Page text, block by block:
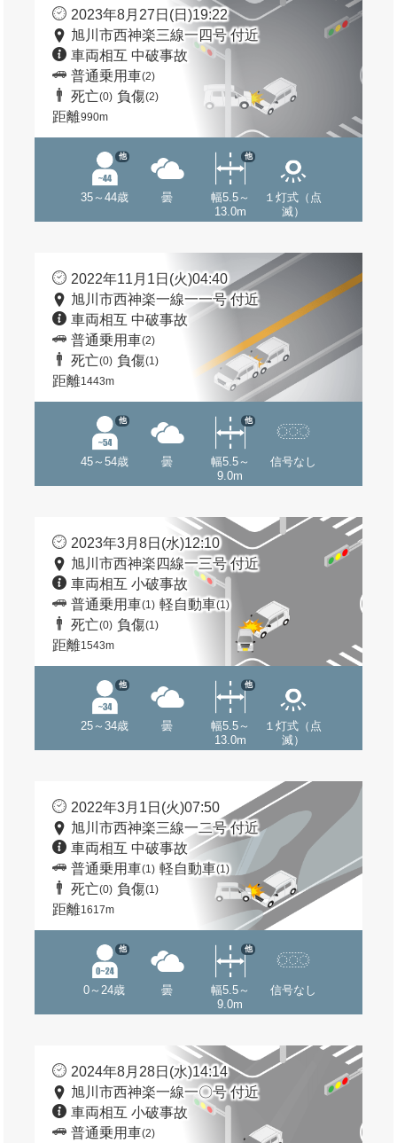
2023年8月27日(日)19:22
旭川市西神楽三線一四号 付近
車両相互 中破事故
普通乗用車(2)
死亡(0) 負傷(2)
距離990m
35～44歳
他
曇
幅5.5～
13.0m
他
１灯式（点
滅）
2022年11月1日(火)04:40
旭川市西神楽一線一一号 付近
車両相互 中破事故
普通乗用車(2)
死亡(0) 負傷(1)
距離1443m
45～54歳
他
曇
幅5.5～
9.0m
他
信号なし
2023年3月8日(水)12:10
旭川市西神楽四線一三号 付近
車両相互 小破事故
普通乗用車(1) 軽自動車(1)
死亡(0) 負傷(1)
距離1543m
25～34歳
他
曇
幅5.5～
13.0m
他
１灯式（点
滅）
2022年3月1日(火)07:50
旭川市西神楽三線一二号 付近
車両相互 中破事故
普通乗用車(1) 軽自動車(1)
死亡(0) 負傷(1)
距離1617m
0～24歳
他
曇
幅5.5～
9.0m
他
信号なし
2024年8月28日(水)14:14
旭川市西神楽一線一〇号 付近
車両相互 小破事故
普通乗用車(2)